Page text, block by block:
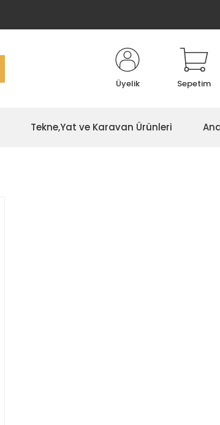
Üyelik Sepetim
Tekne,Yat ve Karavan Ürünleri